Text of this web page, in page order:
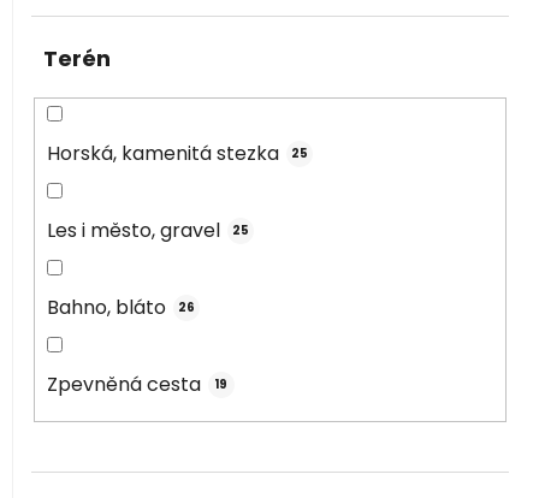
Terén
Horská, kamenitá stezka 25
Les i město, gravel 25
Bahno, bláto 26
Zpevněná cesta 19